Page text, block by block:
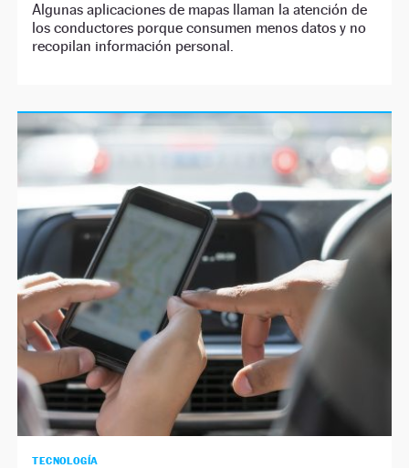
Algunas aplicaciones de mapas llaman la atención de
los conductores porque consumen menos datos y no
recopilan información personal.
TECNOLOGÍA